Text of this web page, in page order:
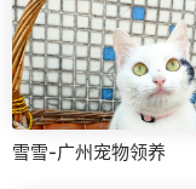
雪雪-广州宠物领养